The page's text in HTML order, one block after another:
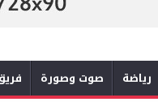
رياضة صوت وصورة